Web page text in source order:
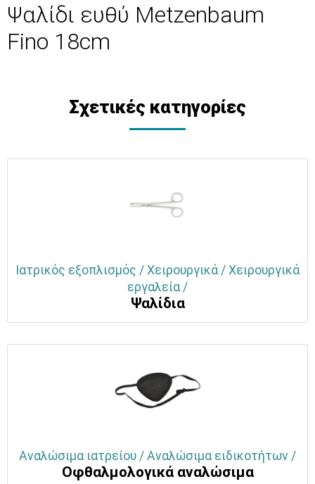
Ψαλίδι ευθύ Metzenbaum
Fino 18cm
Σχετικές κατηγορίες
Ιατρικός εξοπλισμός / Χειρουργικά / Χειρουργικά
εργαλεία /
Ψαλίδια
Αναλώσιμα ιατρείου / Αναλώσιμα ειδικοτήτων /
Οφθαλμολογικά αναλώσιμα